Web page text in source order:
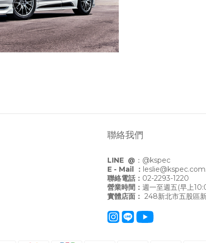
聯絡我們
LINE @ ： @kspec
E - Mail ：
聯絡電話： 02-2293-1220
營業時間： 週一至週五(早上
實體店面： 248新北市五股區